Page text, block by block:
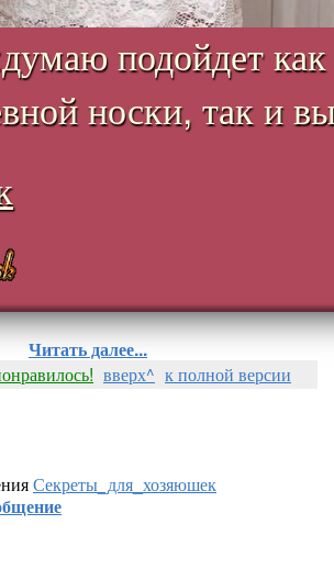
подойдет как
носки, так и
Читать далее...
вверх^ к полной версии
Секреты_для_хозяюшек